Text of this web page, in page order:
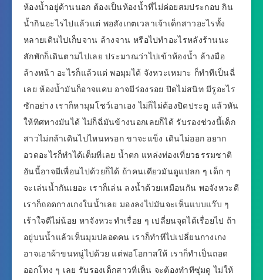
ห้องน้ำอยู่ด้านนอก ต้องเป็นห้องน้ำที่ไม่ค่อยสมประกอบ กิน
น้ำกินอะไรไปแล้วแต่ พอสังเกตเวลาเจ้าเด็กสาวอะไรทั้ง
หลายเดินไปเก็บจาน ล้างจาน หรือไปทำอะไรหลังร้านนะ
สักพักก็เดินตามไปเลย ประมาณว่าไปเข้าห้องน้ำ ล้างมือ
ล้างหน้า อะไรก็แล้วแต่ พอมุมได้ จังหวะเหมาะ ก็ทำทีเป็นฉี่
เลย ห้องน้ำมันก็อาจแคบ อาจมีร่องรอย ปิดไม่สนิท มีรูอะไร
ซักอย่าง เราก็หามุมโชว์เอาเอง ไม่ก็ไม่ต้องปิดประตู แล้วหัน
ให้ทิศทางมันได้ ไม่ก็ฉี่มันข้างนอกเลยก็ได้ รับรองช่วงนี้เด็ก
สาวไม่กล้าเดินไปไหนหรอก ขาจะแข็ง เดินไม่ออก อยาก
อวดอะไรก็ทำได้เต็มที่เลย น้ำตก แหล่งท่องเที่ยวธรรมชาติ
อันนี้อาจมีเพื่อนไปด้วยก็ได้ ถ้าคนเดียวมันดูแปลก ๆ เด็ก ๆ
จะเล่นน้ำกันเยอะ เราก็เล่น ลงน้ำด้วยเหมือนกัน พอจังหวะดี
เราก็ถอดกางเกงในน้ำเลย มองลงไปมันจะเห็นแบบแว๊บ ๆ
เร้าใจดีไม่น้อย หาจังหวะทำเรื่อย ๆ เปลี่ยนจุดได้เรื่อยไป ถ้า
อยู่บนน้ำแล้วเห็นมุมปลอดคน เราก็ทำทีไปเปลี่ยนกางเกง
อาจเอาผ้าขนหนู่ไปด้วย แต่พอโอกาสให้ เราก็ทำเป็นถอด
ออกโทง ๆ เลย รับรองเด็กสาวที่เห็น จะต้องทำทีซุ่มดู ไม่ให้